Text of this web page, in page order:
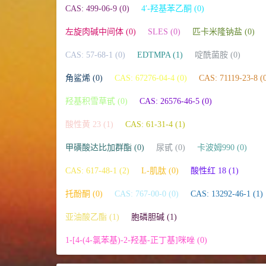
CAS: 499-06-9 (0) 4′-羟基苯乙酮 (0)
左旋肉碱中间体 (0) SLES (0) 匹卡米隆钠盐 (0)
CAS: 57-68-1 (0) EDTMPA (1) 啶酰菌胺 (0)
角鲨烯 (0) CAS: 67276-04-4 (0) CAS: 71119-23-8
羟基积雪草甙 (0) CAS: 26576-46-5 (0)
酸性黄 23 (1) CAS: 61-31-4 (1)
甲磺酸达比加群酯 (0) 尿甙 (0) 卡波姆990 (0)
CAS: 617-48-1 (2) L-肌肽 (0) 酸性红 18 (1)
托酚酮 (0) CAS: 767-00-0 (0) CAS: 13292-46-1 (1)
亚油酸乙酯 (1) 胞磷胆碱 (1)
1-[4-(4-氯苯基)-2-羟基-正丁基]咪唑 (0)